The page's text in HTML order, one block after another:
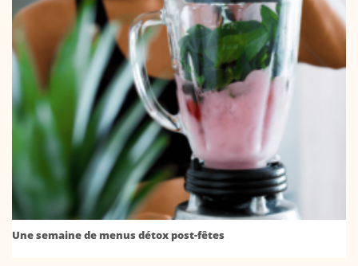
Une semaine de menus détox post-fêtes